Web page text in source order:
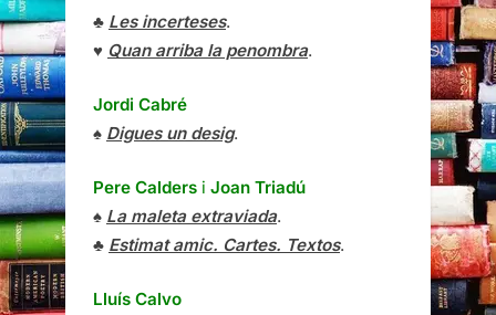
♣ Les incerteses.
♥ Quan arriba la penombra.
Jordi Cabré
♠ Digues un desig.
Pere Calders i Joan Triadú
♠ La maleta extraviada.
♣ Estimat amic. Cartes. Textos.
Lluís Calvo